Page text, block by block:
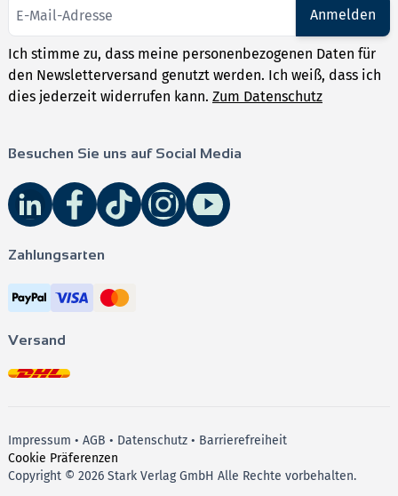
Anmelden
Ich stimme zu, dass meine personenbezogenen Daten für
den Newsletterversand genutzt werden. Ich weiß, dass ich
dies jederzeit widerrufen kann. Zum Datenschutz
Besuchen Sie uns auf Social Media
Zahlungsarten
Versand
Impressum • AGB • Datenschutz • Barrierefreiheit
Cookie Präferenzen
Copyright © 2026 Stark Verlag GmbH Alle Rechte vorbehalten.